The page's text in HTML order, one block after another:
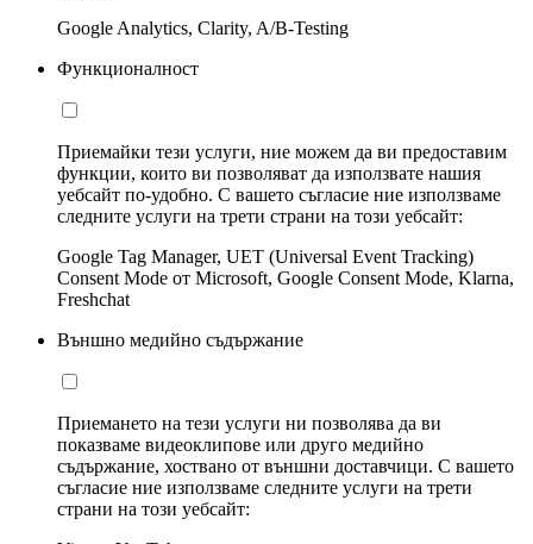
Google Analytics, Clarity, A/B-Testing
Функционалност
Приемайки тези услуги, ние можем да ви предоставим
функции, които ви позволяват да използвате нашия
уебсайт по-удобно. С вашето съгласие ние използваме
следните услуги на трети страни на този уебсайт:
Google Tag Manager, UET (Universal Event Tracking)
Consent Mode от Microsoft, Google Consent Mode, Klarna,
Freshchat
Външно медийно съдържание
Приемането на тези услуги ни позволява да ви
показваме видеоклипове или друго медийно
съдържание, хоствано от външни доставчици. С вашето
съгласие ние използваме следните услуги на трети
страни на този уебсайт: